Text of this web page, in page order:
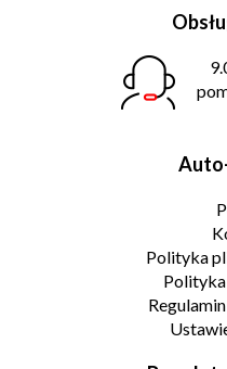
Polityka